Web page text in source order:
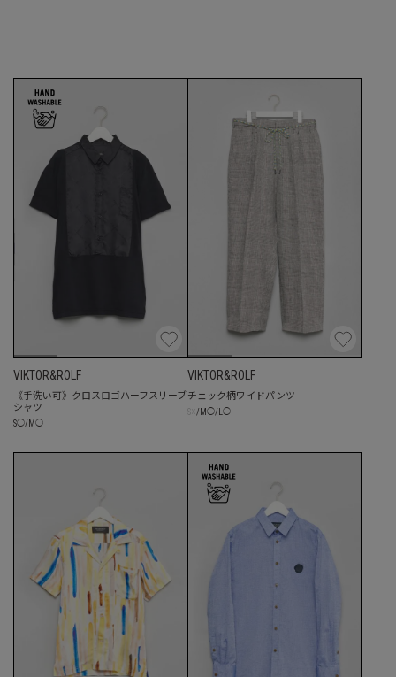
VIKTOR&ROLF
《手洗い可》クロスロゴハーフスリーブ
シャツ
S◯/ M ◯
VIKTOR&ROLF
チェック柄ワイドパンツ
/ M ◯/ L◯